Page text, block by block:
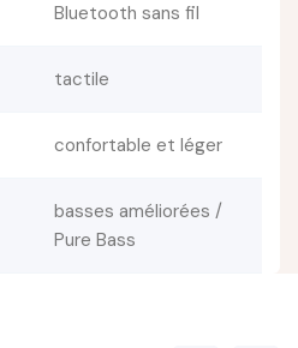
Bluetooth sans fil
tactile
confortable et léger
basses améliorées /
Pure Bass